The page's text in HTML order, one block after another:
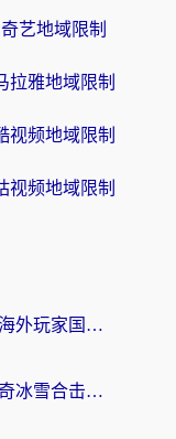
艺地域限制
拉雅地域限制
视频地域限制
视频地域限制
巴西怎么玩升级80分不卡？海外玩家国服游戏加速器终极指南（附避坑技巧）
海外玩《龙之觉醒：骷髅传奇冰雪合击》延迟高？这篇指南帮你解决卡顿烦恼！